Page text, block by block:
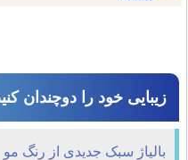
زیبایی خود را دوچندان
بالیاژ سبک جدیدی از رنگ مو